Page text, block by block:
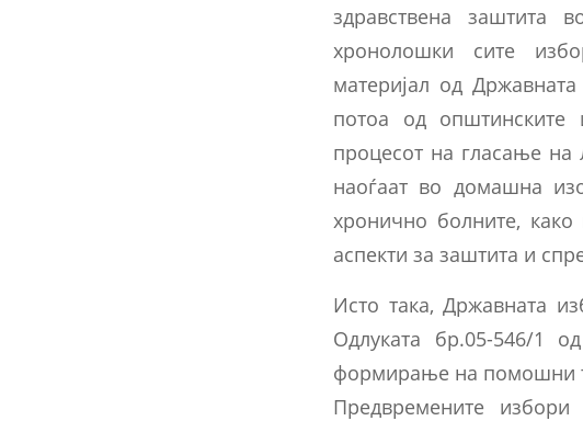
здравствена заштита
хронолошки сите
материјал од
потоа од
процесот на гласање
наоѓаат во домашна
хронично болните,
аспекти за заштита и
Исто така, Државната
Одлуката бр.05-546/1
формирање на помошни
Предвремените